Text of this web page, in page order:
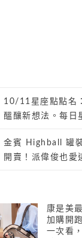
10/11星座點點名
醞釀新想法。每日
金賓 Highball 罐
開賣！派偉俊也愛
康是美
加購開
一次看